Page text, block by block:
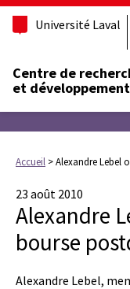
Université Laval
Centre de
et développement
Accueil >Alexandre Lebel
23 août 2010
Alexandre
bourse
Alexandre Lebel,